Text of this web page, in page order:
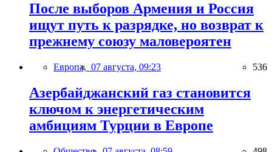
После выборов Армения и Россия
ищут путь к разрядке, но возврат к
прежнему союзу маловероятен
Европа, 07 августа, 09:23 536
Азербайджанский газ становится
ключом к энергетическим
амбициям Турции в Европе